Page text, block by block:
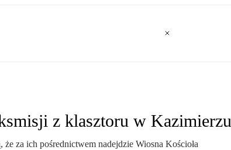
z klasztoru w Kazimierzu
za ich pośrednictwem nadejdzie Wiosna Kościoła